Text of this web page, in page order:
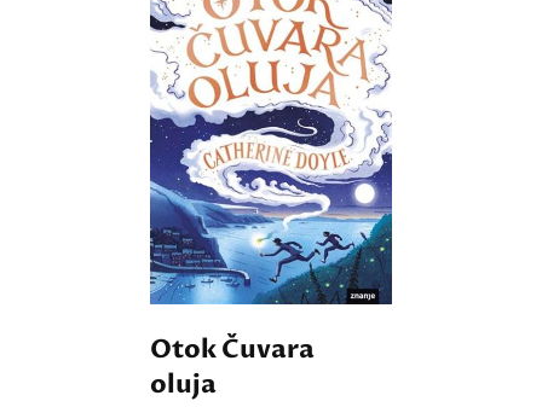
Otok Čuvara
oluja